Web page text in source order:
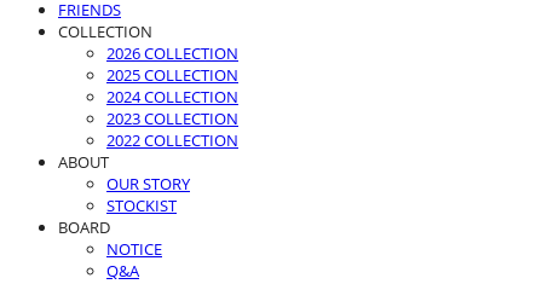
FRIENDS
COLLECTION
2026 COLLECTION
2025 COLLECTION
2024 COLLECTION
2023 COLLECTION
2022 COLLECTION
ABOUT
OUR STORY
STOCKIST
BOARD
NOTICE
Q&A